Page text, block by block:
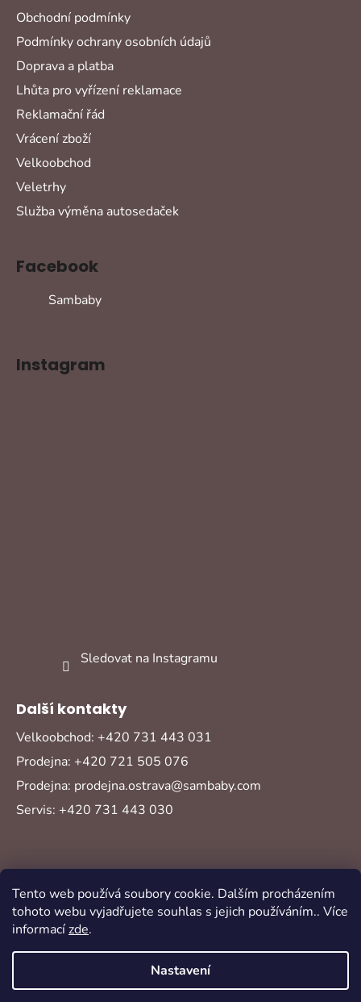
Tento web používá soubory cookie. Dalším procházením
tohoto webu vyjadřujete souhlas s jejich používáním.. Více
informacízde.
Nastavení
Obchodní podmínky
Podmínky ochrany osobních údajů
Doprava a platba
Lhůta pro vyřízení reklamace
Reklamační řád
Vrácení zboží
Velkoobchod
Veletrhy
Služba výměna autosedaček
Facebook
Sambaby
Instagram
Sledovat na Instagramu
Další kontakty
Velkoobchod: +420 731 443 031
Prodejna: +420 721 505 076
Prodejna: prodejna.ostrava@sambaby.com
Servis: +420 731 443 030
Vytvořil Shoptet
Copyright 2026Sambaby